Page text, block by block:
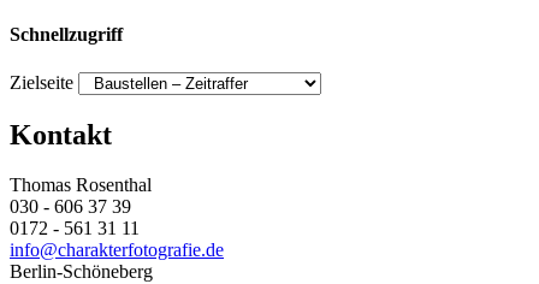
Schnellzugriff
Zielseite
Kontakt
Thomas Rosenthal
030 - 606 37 39
0172 - 561 31 11
info@charakterfotografie.de
Berlin-Schöneberg